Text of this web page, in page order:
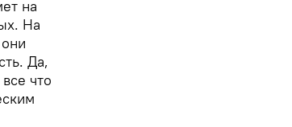
на
На
Да,
что